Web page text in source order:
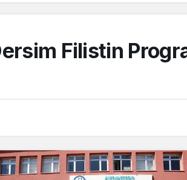
Filistin